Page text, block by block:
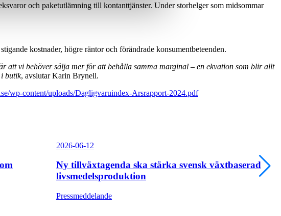
och paketutlämning till kontanttjänster. Under storhelger som midsommar
kostnader, högre räntor och förändrade konsumentbeteenden.
att vi behöver sälja mer för att behålla samma marginal – en ekvation som blir allt
butik, avslutar Karin Brynell.
wp-content/uploads/Dagligvaruindex-Arsrapport-2024.pdf
2026-06-12
Ny tillväxtagenda ska stärka svensk växtbaserad
livsmedelsproduktion
Pressmeddelande